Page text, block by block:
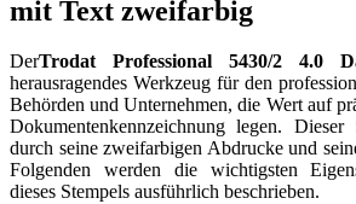
mit Text zweifarbig
DerTrodat Professional 5430/2 4.0
herausragendes Werkzeug für den
Behörden und Unternehmen, die Wert auf
Dokumentenkennzeichnung legen.
durch seine zweifarbigen Abdrucke und
Folgenden werden die wichtigsten
dieses Stempels ausführlich beschrieben.